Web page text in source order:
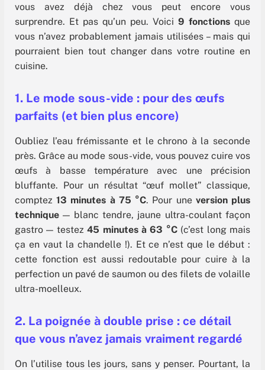
vous avez déjà chez vous peut encore vous
surprendre. Et pas qu’un peu. Voici 9 fonctions que
vous n’avez probablement jamais utilisées – mais qui
pourraient bien tout changer dans votre routine en
cuisine.
1. Le mode sous-vide : pour des œufs
parfaits (et bien plus encore)
Oubliez l’eau frémissante et le chrono à la seconde
près. Grâce au mode sous-vide, vous pouvez cuire vos
œufs à basse température avec une précision
bluffante. Pour un résultat “œuf mollet” classique,
comptez13 minutes à 75 °C. Pour une version plus
technique — blanc tendre, jaune ultra-coulant façon
gastro — testez45 minutes à 63 °C(c’est long mais
ça en vaut la chandelle !). Et ce n’est que le début :
cette fonction est aussi redoutable pour cuire à la
perfection un pavé de saumon ou des filets de volaille
ultra-moelleux.
2. La poignée à double prise : ce détail
que vous n’avez jamais vraiment regardé
On l’utilise tous les jours, sans y penser. Pourtant, la